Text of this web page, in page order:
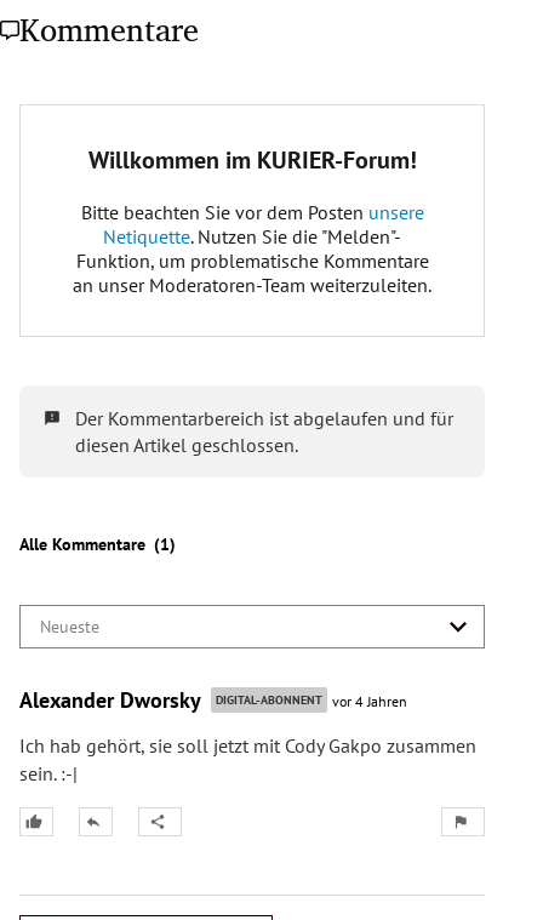
Kommentare